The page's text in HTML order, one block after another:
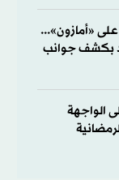
على «أمازون»...
بكشف جوانب
الواجهة